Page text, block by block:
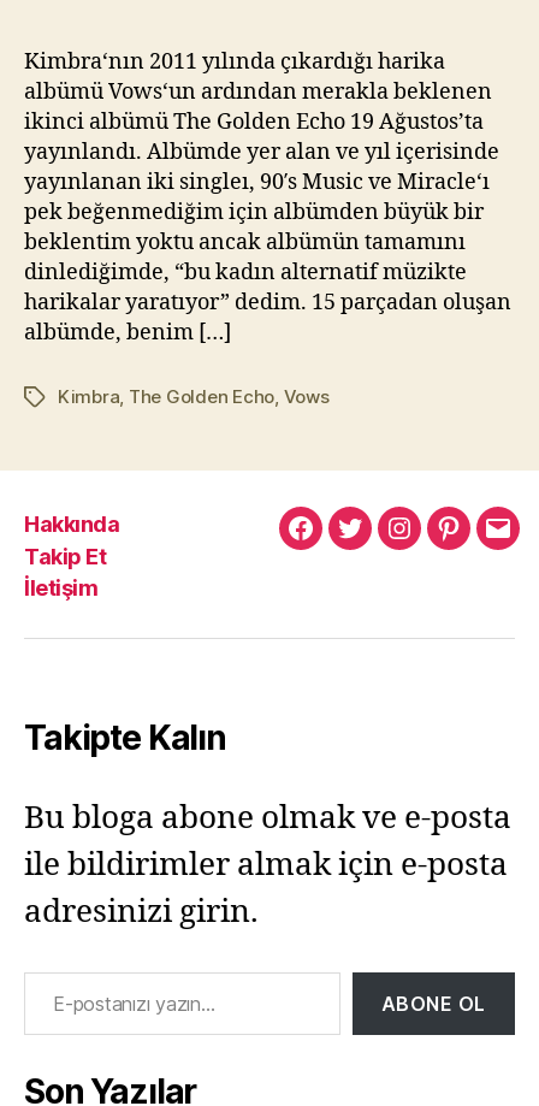
kı
m
a
z
Echo
(2014)
Kimbra‘nın 2011 yılında çıkardığı harika
albümü Vows‘un ardından merakla beklenen
ikinci albümü The Golden Echo 19 Ağustos’ta
yayınlandı. Albümde yer alan ve yıl içerisinde
yayınlanan iki singleı, 90′s Music ve Miracle‘ı
pek beğenmediğim için albümden büyük bir
beklentim yoktu ancak albümün tamamını
dinlediğimde, “bu kadın alternatif müzikte
harikalar yaratıyor” dedim. 15 parçadan oluşan
albümde, benim […]
Etiketler
Kimbra The Golden Echo Vows
Hakkında
Takip Et
İletişim
MuratMuratMuratPinterest
Takipte Kalın
Bu bloga abone olmak ve e-posta
ile bildirimler almak için e-posta
adresinizi girin.
E-postanızı yazın…
ABONE OL
Son Yazılar